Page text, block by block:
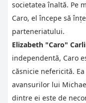
societatea înaltă. Pe
Caro, el începe să
parteneriatului.
Elizabeth "Caro"
independentă, Caro
căsnicie nefericită.
avansurilor lui
dintre ei este de